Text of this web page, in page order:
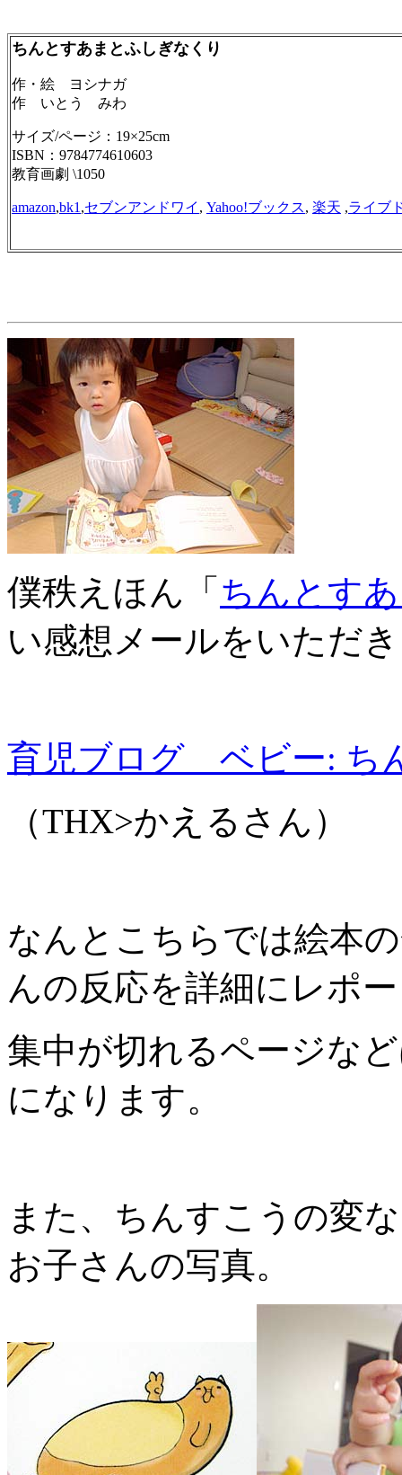
ちんとすあまとふしぎなくり
作・絵 ヨシナガ
作 いとう みわ
サイズ/ページ：19×25cm
ISBN：9784774610603
教育画劇 \1050
amazon,bk1 ,セブンアンドワイ , Yahoo!ブックス, 楽天 ,ライブ
僕秩えほん「 ちんとす
い感想メールをいただ
育児ブログ ベビー: ち
（THX>かえるさん）
なんとこちらでは絵本
んの反応を詳細にレポ
集中が切れるページな
になります。
また、ちんすこうの変
お子さんの写真。